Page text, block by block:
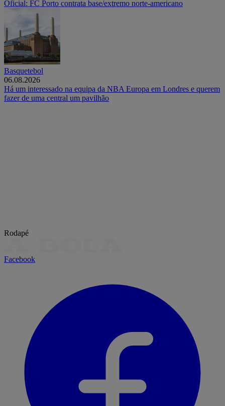
Oficial: FC Porto contrata base/extremo norte-americano
Basquetebol
06.08.2026
Há um interessado na equipa da NBA Europa em Londres e querem
fazer de uma central um pavilhão
Rodapé
Facebook